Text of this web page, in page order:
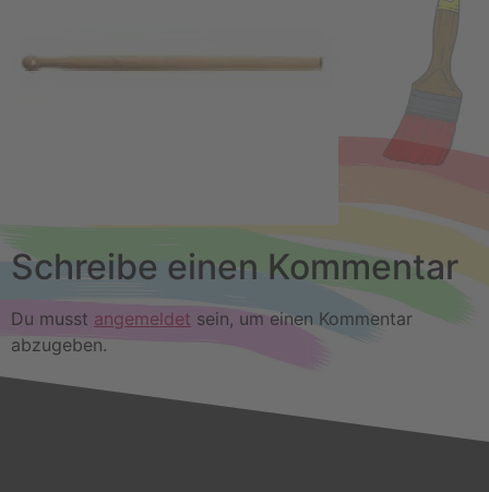
Schreibe einen Kommentar
Du musst angemeldet sein, um einen Kommentar
abzugeben.